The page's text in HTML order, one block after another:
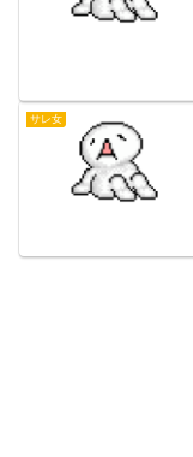
サレ女